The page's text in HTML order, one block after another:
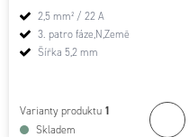
2,5 mm² / 22 A
3. patro fáze,N,Země
Šířka 5,2 mm
Varianty produktu 1
Skladem